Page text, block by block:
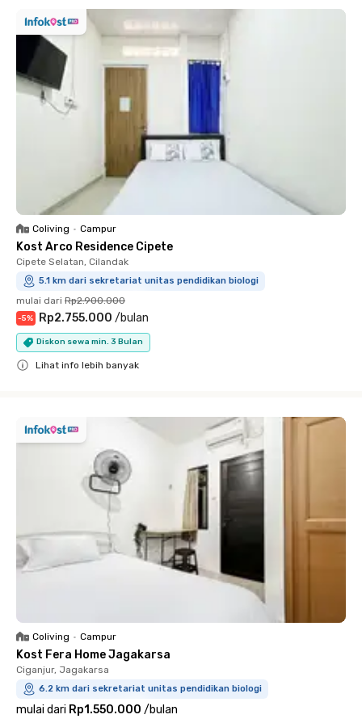
Coliving • Campur
Kost Arco Residence Cipete
Cipete Selatan, Cilandak
5.1 km dari sekretariat unitas pendidikan biologi
mulai dari Rp2.900.000
-5% Rp2.755.000 /bulan
Diskon sewa min. 3 Bulan
Lihat info lebih banyak
Coliving • Campur
Kost Fera Home Jagakarsa
Ciganjur, Jagakarsa
6.2 km dari sekretariat unitas pendidikan biologi
mulai dari Rp1.550.000 /bulan